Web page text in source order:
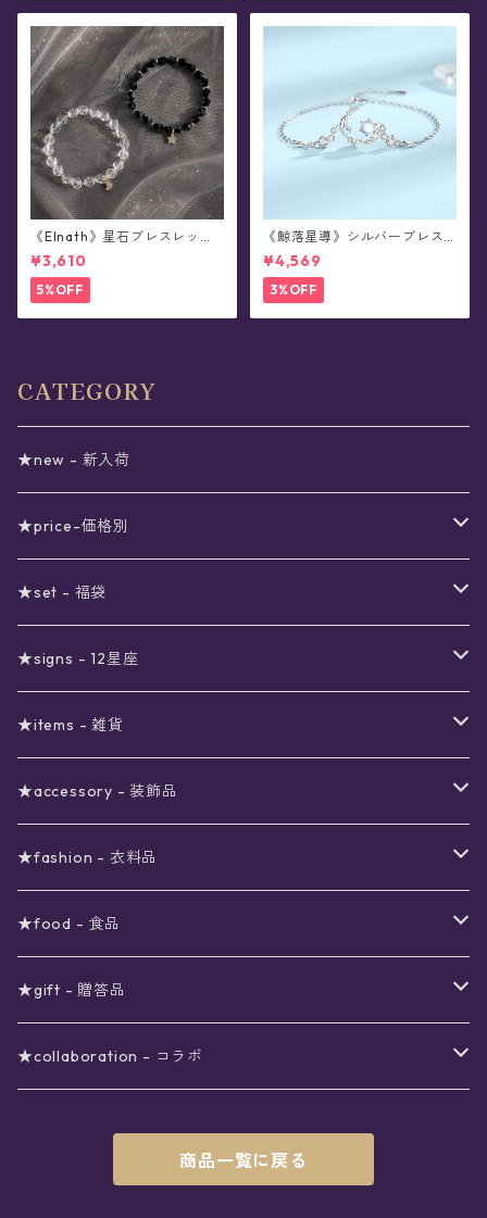
《Elnath》星石ブレスレット
(全2色)
¥3,610
5%OFF
《鯨落星導》シルバーブレス
レット
¥4,569
3%OFF
CATEGORY
★new - 新入荷
★price-価格別
セール
真夜中のSALE
予約限定SALE
〜1000円
〜2000円
〜3000円
〜4000円
〜5000円
〜6000円
〜7000円
★set - 福袋
12星座福袋
星の市福袋
★signs - 12星座
12星座ギフトセット
★items - 雑貨
ステーショナリー
ギフトボックス
ノート
メイクアップ
ネイルカラー
アロマスプレー
ポーチ
夜空の星月
扇子(うちわ)
インテリア
★accessory - 装飾品
ピアス
星
月
イヤリング
星
月
ネックレス
星
チョーカー
ブレスレット
★fashion - 衣料品
ワンピース
スター
フラワー
トップス
ブラウス
ボトムス
レックウォーマー
★food - 食品
珈琲
紅茶
★gift - 贈答品
ラッピング用オプション
バレンタインギフト
★collaboration - コラボ
Stellatium(姉妹店委託)
商品一覧に戻る